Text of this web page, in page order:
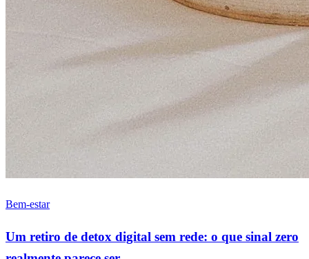
Bem-estar
Um retiro de detox digital sem rede: o que sinal zero